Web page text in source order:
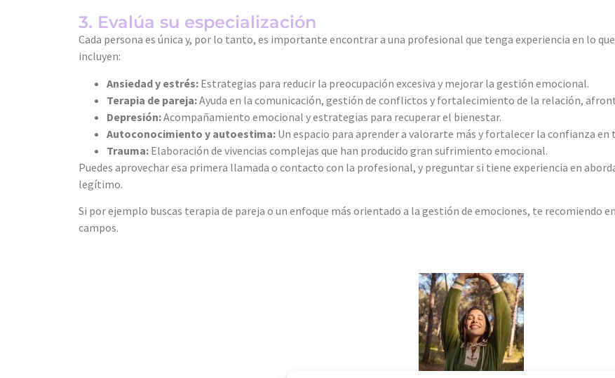
3. Evalúa su especialización
Cada persona es única y, por lo tanto, es importante encontrar a una profesional que tenga experiencia en lo
incluyen:
Ansiedad y estrés: Estrategias para reducir la preocupación excesiva y mejorar la gestión emocional.
Terapia de pareja:Ayuda en la comunicación, gestión de conflictos y fortalecimiento de la relación,
Depresión:Acompañamiento emocional y estrategias para recuperar el bienestar.
Autoconocimiento y autoestima: Un espacio para aprender a valorarte más y fortalecer la confianza en
Trauma: Elaboración de vivencias complejas que han producido gran sufrimiento emocional.
Puedes aprovechar esa primera llamada o contacto con la profesional, y preguntar si tiene experiencia en
legítimo.
Si por ejemplo buscas terapia de pareja o un enfoque más orientado a la gestión de emociones, te recomiendo
campos.